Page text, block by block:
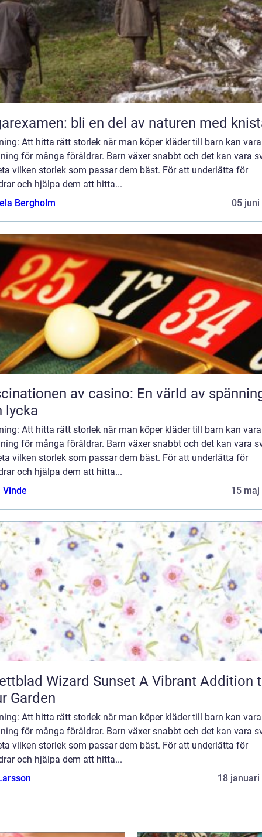
bli en del av naturen med
Att hitta rätt storlek när man köper kläder till barn kan
för många föräldrar. Barn växer snabbt och det kan vara
vilken storlek som passar dem bäst. För att underlätta för
och hjälpa dem att hitta...
Bergholm
05 juni
av casino: En värld av
lycka
Att hitta rätt storlek när man köper kläder till barn kan
för många föräldrar. Barn växer snabbt och det kan vara
vilken storlek som passar dem bäst. För att underlätta för
och hjälpa dem att hitta...
Vinde
15 maj
Wizard Sunset A Vibrant Addition to
Garden
Att hitta rätt storlek när man köper kläder till barn kan
för många föräldrar. Barn växer snabbt och det kan vara
vilken storlek som passar dem bäst. För att underlätta för
och hjälpa dem att hitta...
18 januari